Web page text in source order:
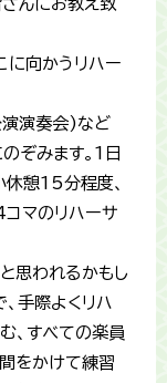
さんにお教え致
に向かうリハー
演演奏会)など
ぞみます。1日
休憩15分程度、
マのリハーサ
と思われるかもし
手際よくリハ
、すべての楽員
をかけて練習